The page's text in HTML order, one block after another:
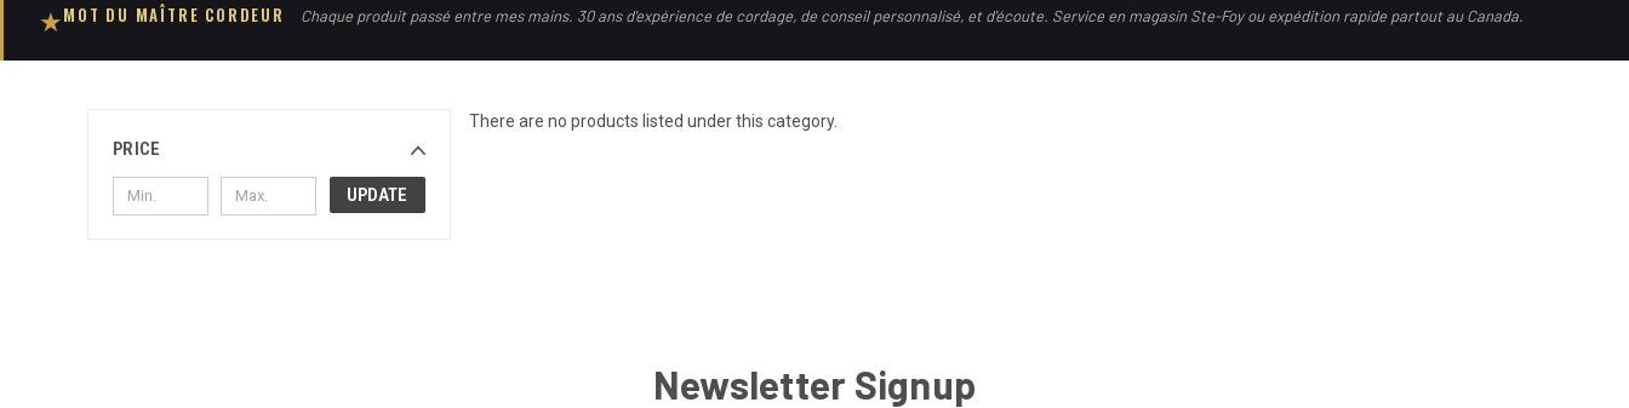
★MOT DU MAÎTRE CORDEUR Chaque produit passé entre mes mains. 30 ans d'expérience de cordage, de conseil personnalisé, et d'écoute. Service en magasin Ste-Foy ou expédition rapide partout au Canada.
PRICE
UPDATE
There are no products listed under this category.
Newsletter Signup